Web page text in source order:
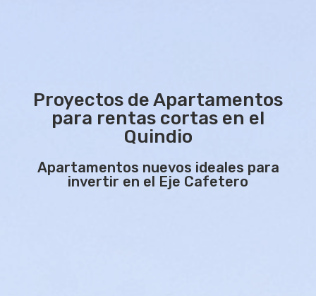
Proyectos de Apartamentos
para rentas cortas en el
Quindio
Apartamentos nuevos ideales para
invertir en el Eje Cafetero